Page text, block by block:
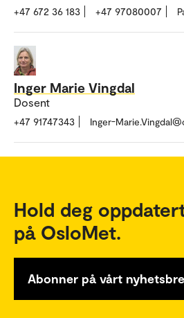
+47 672 36 183 +47 97080007
Inger Marie Vingdal
Dosent
+47 91747343 Inger-
Hold deg
på OsloMet.
Abonner på vårt